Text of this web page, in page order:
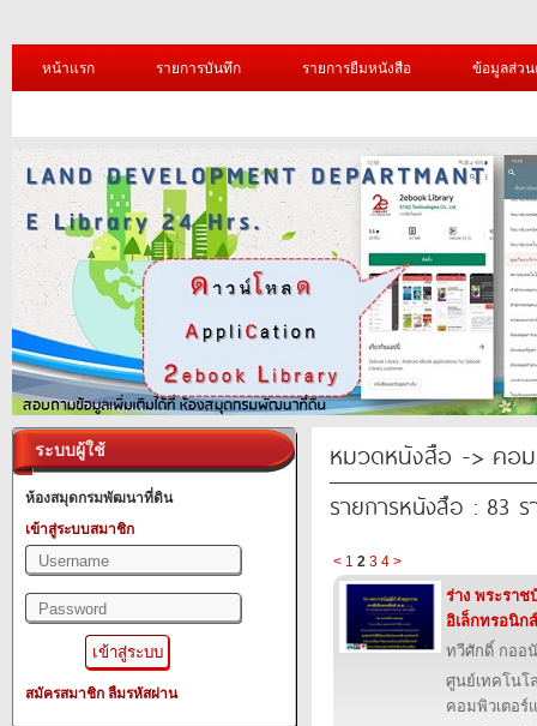
หน้าแรก รายการบันทึก รายการยืมหนังสือ ข้อมูลส่ว
ระบบผู้ใช้
ห้องสมุดกรมพัฒนาที่ดิน
เข้าสู่ระบบสมาชิก
สมัครสมาชิก ลืมรหัสผ่าน
หมวดหนังสือ -> คอ
รายการหนังสือ : 83 ร
< 1 2 3 4 >
ร่าง พระรา
อิเล็กทรอนิกส์
ทวีศักดิ์ กออ
ศูนย์เทคโนโ
คอมพิวเตอร์